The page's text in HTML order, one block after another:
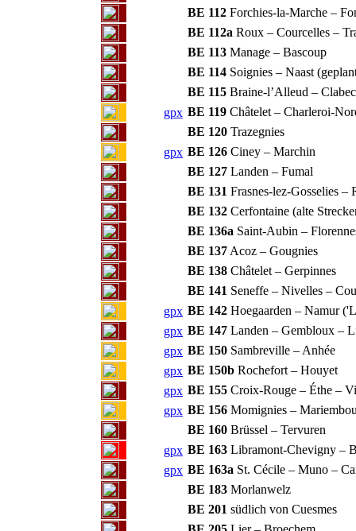
BE 112 Forchies-la-Marche –
BE 112a Roux – Courcelles –
BE 113 Manage – Bascoup
BE 114 Soignies – Naast
BE 115 Braine-l’Alleud –
gpx BE 119 Châtelet – Charleroi-
BE 120 Trazegnies
gpx BE 126 Ciney – Marchin
BE 127 Landen – Fumal
BE 131 Frasnes-lez-Gosselies –
BE 132 Cerfontaine (alte
BE 136a Saint-Aubin –
BE 137 Acoz – Gougnies
BE 138 Châtelet – Gerpinnes
BE 141 Seneffe – Nivelles –
gpx BE 142 Hoegaarden – Namur
gpx BE 147 Landen – Gembloux –
gpx BE 150 Sambreville – Anhée
gpx BE 150b Rochefort – Houyet
gpx BE 155 Croix-Rouge – Éthe –
gpx BE 156 Momignies –
BE 160 Brüssel – Tervuren
gpx BE 163 Libramont-Chevigny –
gpx BE 163a St. Cécile – Muno –
BE 183 Morlanwelz
BE 201 südlich von Cuesmes